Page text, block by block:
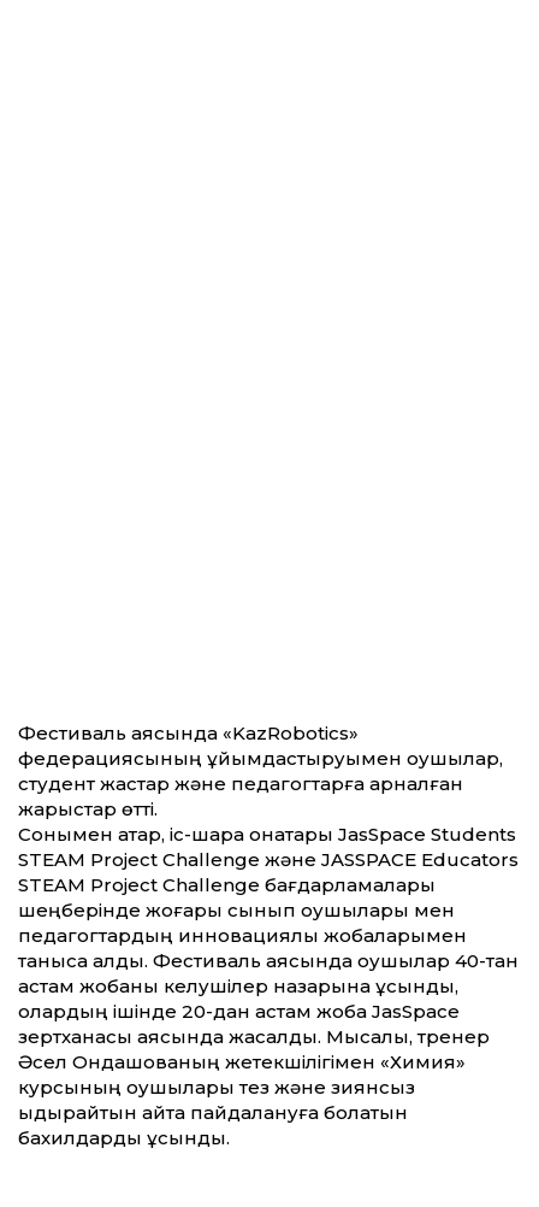
​Фестиваль аясында «KazRobotics»
федерациясының ұйымдастыруымен оқушылар,
студент жастар және педагогтарға арналған
жарыстар өтті.
​Сонымен қатар, іс-шара қонақтары JasSpace Students
STEAM Project Challenge және JASSPACE Educators
STEAM Project Challenge бағдарламалары
шеңберінде жоғары сынып оқушылары мен
педагогтардың инновациялық жобаларымен
таныса алды. Фестиваль аясында оқушылар 40-тан
астам жобаны келушілер назарына ұсынды,
олардың ішінде 20-дан астам жоба JasSpace
зертханасы аясында жасалды. Мысалы, тренер
Әсел Ондашованың жетекшілігімен «Химия»
курсының оқушылары тез және зиянсыз
ыдырайтын қайта пайдалануға болатын
бахилдарды ұсынды.